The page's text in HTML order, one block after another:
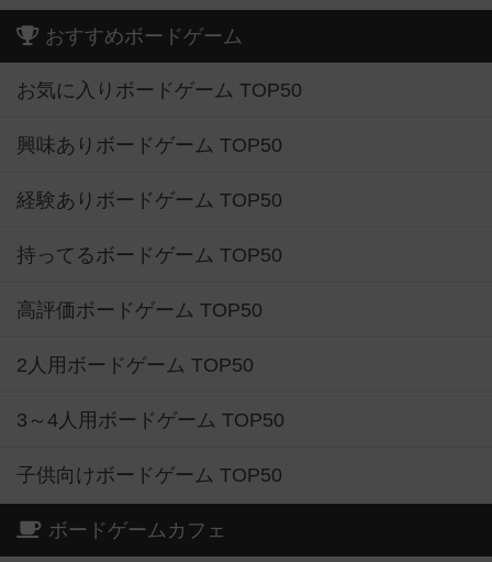
おすすめボードゲーム
お気に入りボードゲーム TOP50
興味ありボードゲーム TOP50
経験ありボードゲーム TOP50
持ってるボードゲーム TOP50
高評価ボードゲーム TOP50
2人用ボードゲーム TOP50
3～4人用ボードゲーム TOP50
子供向けボードゲーム TOP50
ボードゲームカフェ